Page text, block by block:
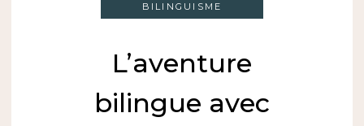
BILINGUISME
L’aventure
bilingue avec